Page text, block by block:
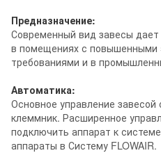
Предназначение:
Современный вид завесы
в помещениях с повышенными
требованиями и в
Автоматика:
Основное управление
клеммник. Расширенное
подключить аппарат к
аппараты в Систему FLOWAIR.